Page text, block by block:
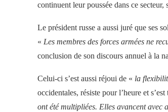
continuent leur poussée dans ce
Le président russe a aussi juré que ses
« Les membres des forces armées ne
conclusion de son discours annuel à la
Celui-ci s’est aussi réjoui de « la
occidentales, résiste pour l’heure et
ont été multipliées. Elles avancent avec